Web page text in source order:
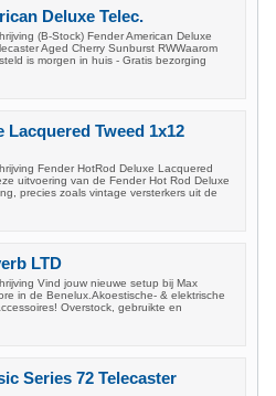
Deluxe Telec.
(B-Stock) Fender American Deluxe
Aged Cherry Sunburst RWWaarom
is morgen in huis - Gratis bezorging
Lacquered Tweed 1x12
Fender HotRod Deluxe Lacquered
uitvoering van de Fender Hot Rod Deluxe
precies zoals vintage versterkers uit de
LTD
Vind jouw nieuwe setup bij Max
in de Benelux.Akoestische- & elektrische
Overstock, gebruikte en
Series 72 Telecaster